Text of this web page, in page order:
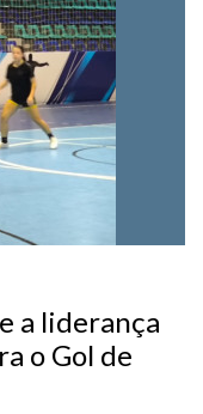
a liderança
o Gol de